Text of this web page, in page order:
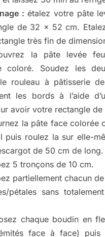
: étalez votre pâte
de 32 x 52 cm.
très fin de
la pâte levée
coloré. Soudez les
rouleau à pâtisserie
les bords à l’aide
avoir votre rectangle
la pâte face colorée
puis roulez la sur elle-
de 50 cm de long.
5 tronçons de 10 cm.
partiellement chacun
pétales sans
chaque boudin en
face à face) puis